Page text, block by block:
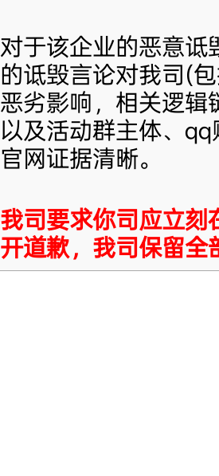
对于该企业的恶意诋
的诋毁言论对我司(
恶劣影响，相关逻辑
以及活动群主体、
官网证据清晰。
我司要求你司应立刻
开道歉，我司保留全